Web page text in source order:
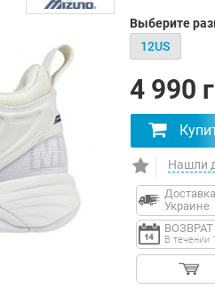
Выберите
12US
4 990
Нашли
Украине
В течении